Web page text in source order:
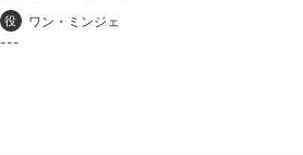
役 ワン・ミンジェ